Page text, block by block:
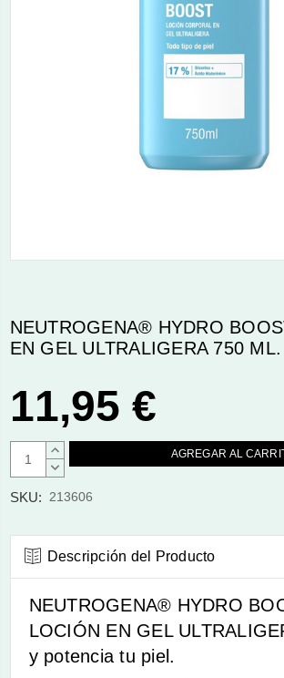
NEUTROGENA® HYDRO
EN GEL ULTRALIGERA 750 ML.
11,95 €
AUMENTAR
CANTIDAD:
DISMINUIR
SKU: 213606
Descripción del Producto
NEUTROGENA® HYDRO
LOCIÓN EN GEL
y potencia tu piel.